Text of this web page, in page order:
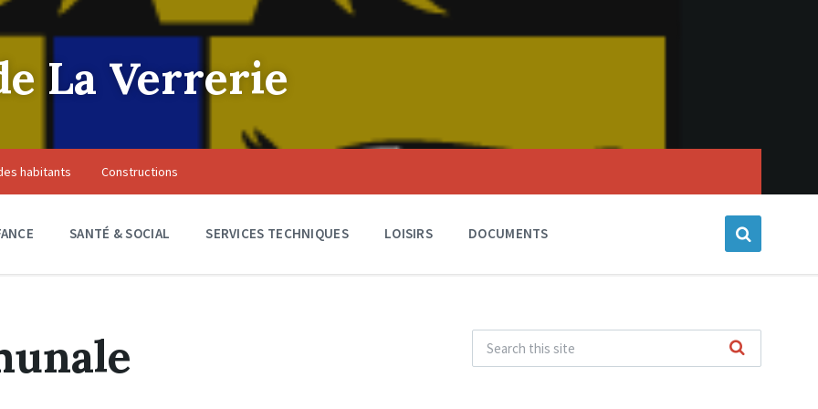
La Verrerie
habitants Constructions
SANTÉ & SOCIAL SERVICES TECHNIQUES LOISIRS DOCUMENTS